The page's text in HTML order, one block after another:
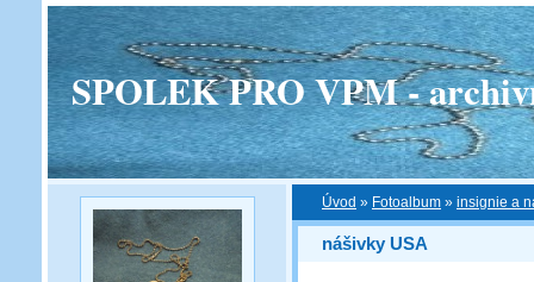
SPOLEK PRO VPM -
Úvod » Fotoalbum » insignie a
nášivky USA